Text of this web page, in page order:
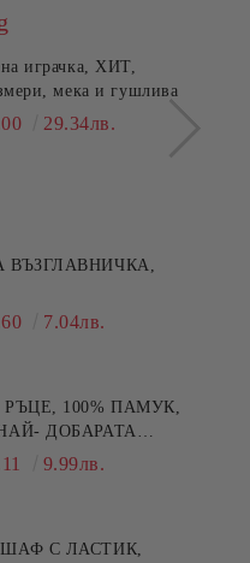
играчка, ХИТ,
мека и гушлива
29.34лв.
ВЪЗГЛАВНИЧКА,
7.04лв.
100% ПАМУК,
ДОБАРАТА
, РАЗМЕР:
9.99лв.
С ЛАСТИК,